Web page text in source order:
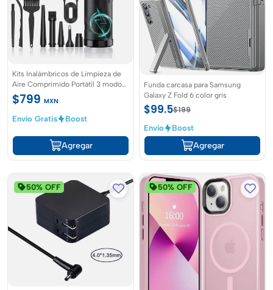
Kits Inalámbricos de Limpieza de
Aire Comprimido Portátil 3 modos
91000rpm con Led 7600 mah
$799 MXN
Envío Gratis
Boost
Agregar
Funda carcasa para Samsung
Galaxy Z Fold 6 color gris
$99.5$199
Envío Boost
Agregar
50% OFF 50% OFF